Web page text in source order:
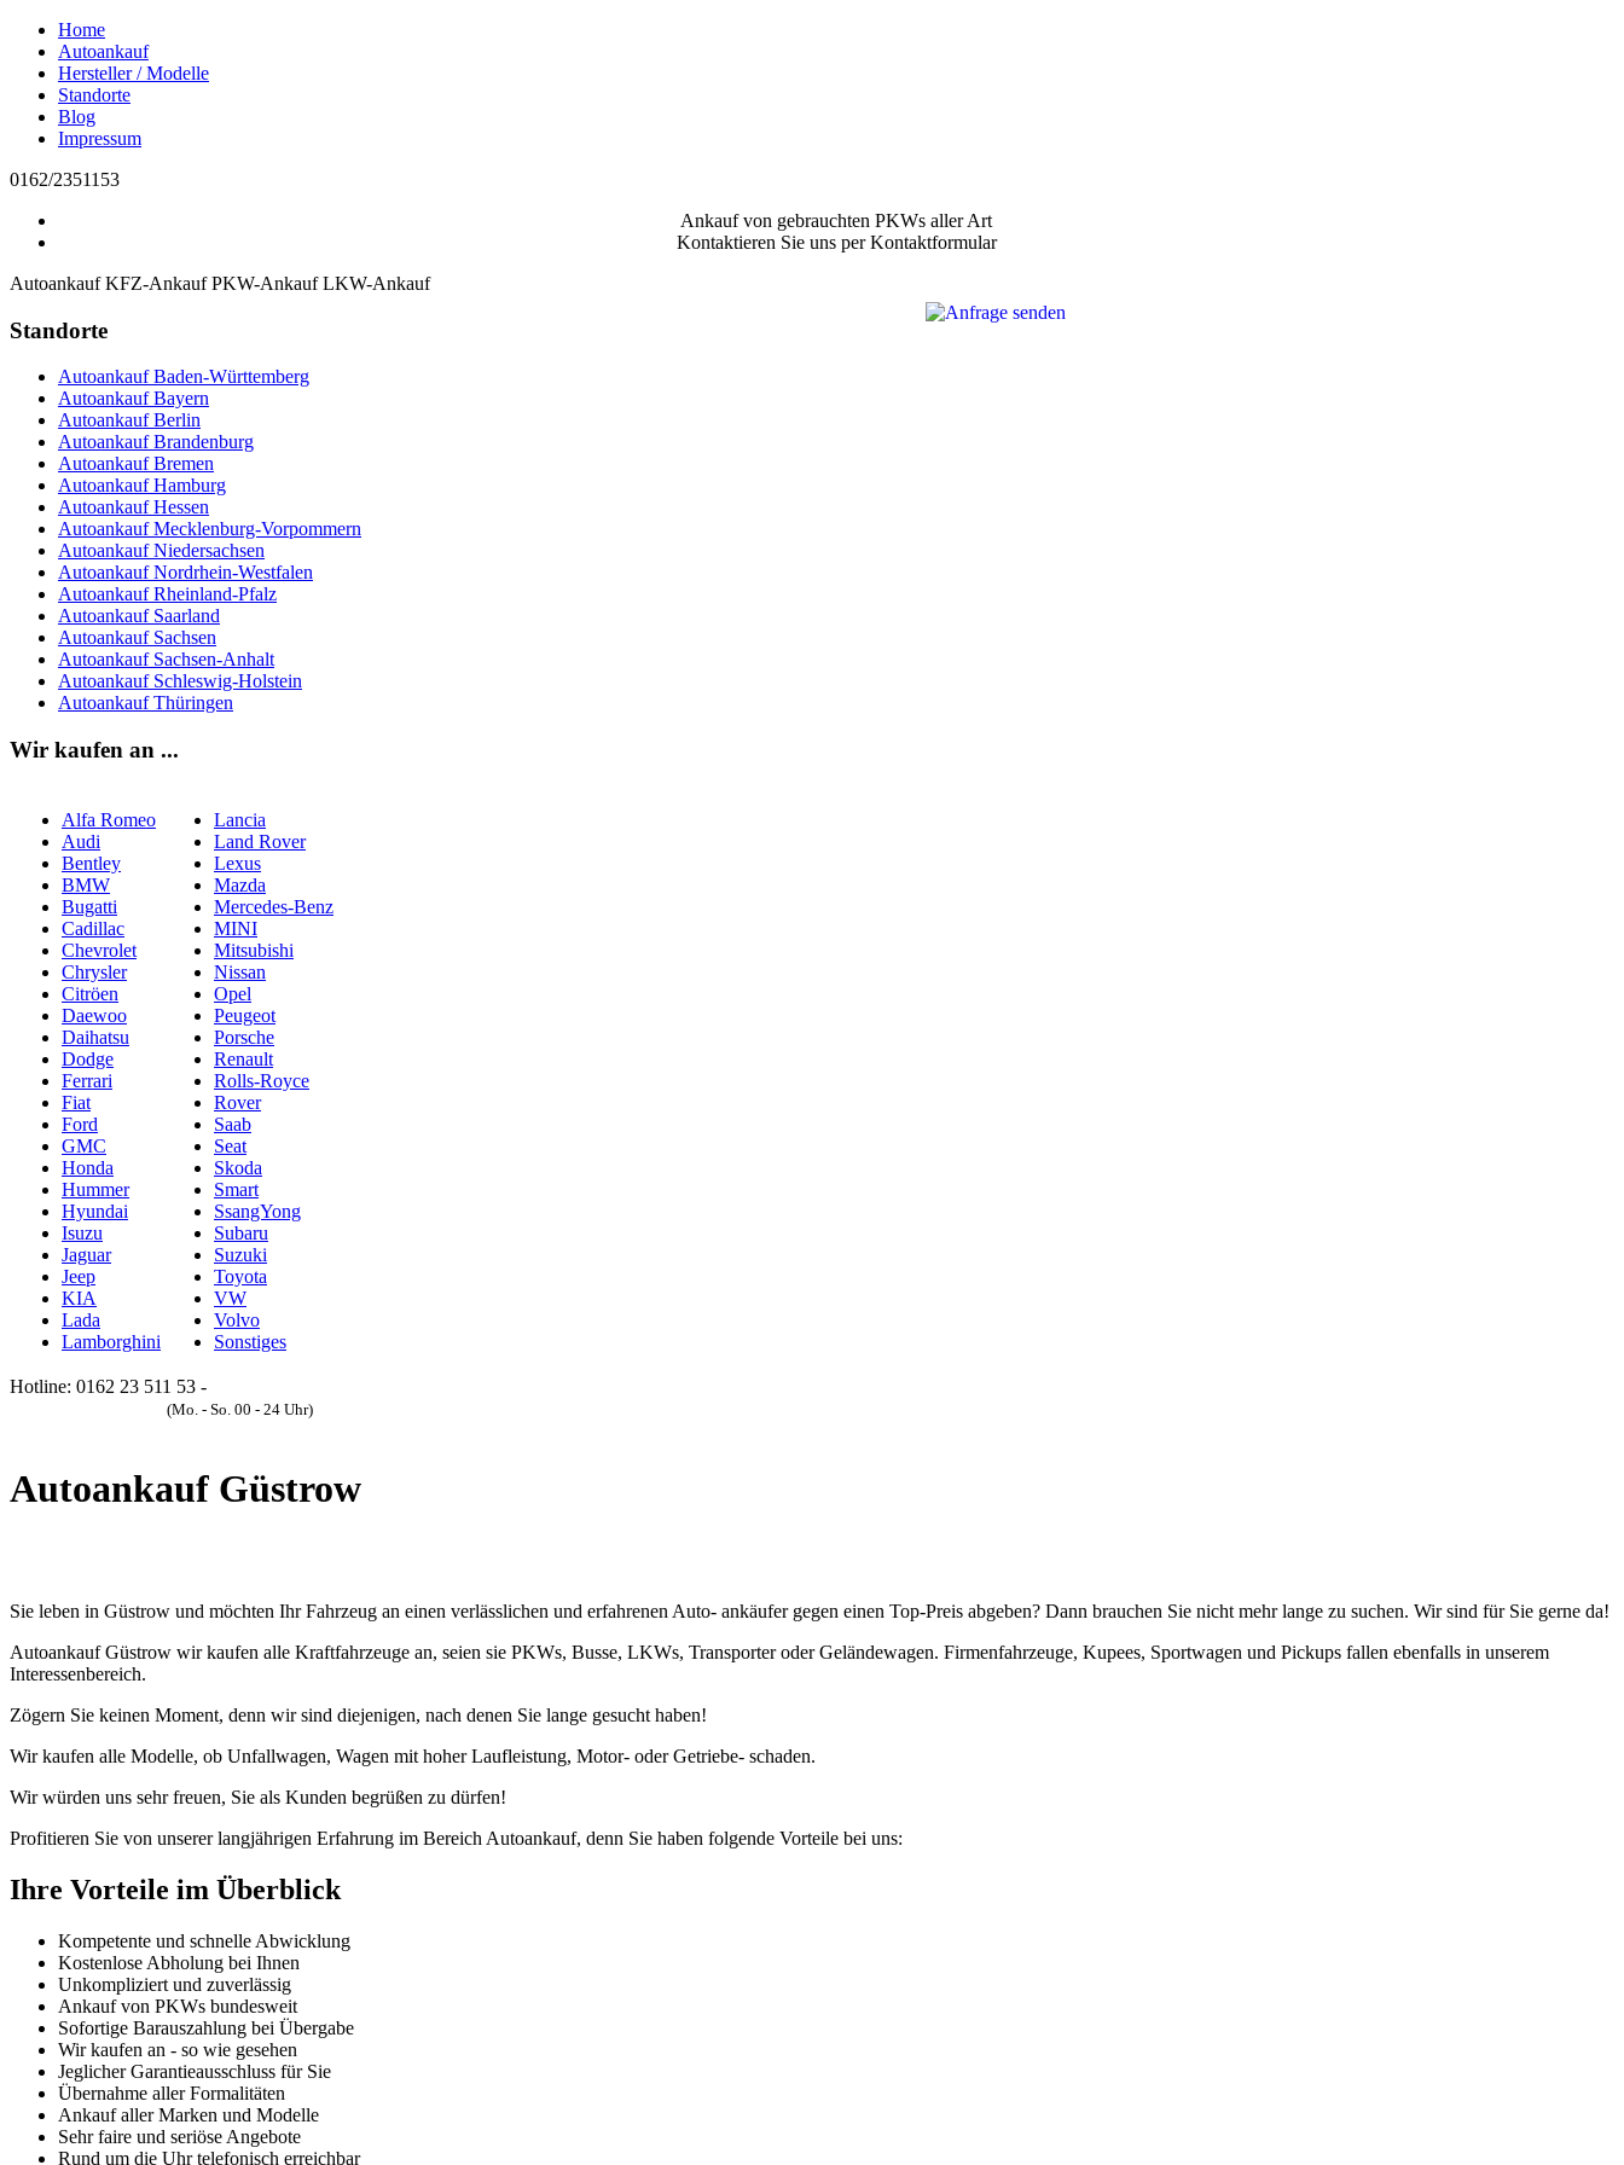
Home
Autoankauf
Hersteller / Modelle
Standorte
Blog
Impressum
0162/2351153
Ankauf von gebrauchten PKWs aller Art
Kontaktieren Sie uns per Kontaktformular
Autoankauf KFZ-Ankauf PKW-Ankauf LKW-Ankauf
Standorte
Autoankauf Baden-Württemberg
Autoankauf Bayern
Autoankauf Berlin
Autoankauf Brandenburg
Autoankauf Bremen
Autoankauf Hamburg
Autoankauf Hessen
Autoankauf Mecklenburg-Vorpommern
Autoankauf Niedersachsen
Autoankauf Nordrhein-Westfalen
Autoankauf Rheinland-Pfalz
Autoankauf Saarland
Autoankauf Sachsen
Autoankauf Sachsen-Anhalt
Autoankauf Schleswig-Holstein
Autoankauf Thüringen
Wir kaufen an ...
Alfa Romeo
Audi
Bentley
BMW
Bugatti
Cadillac
Chevrolet
Chrysler
Citröen
Daewoo
Daihatsu
Dodge
Ferrari
Fiat
Ford
GMC
Honda
Hummer
Hyundai
Isuzu
Jaguar
Jeep
KIA
Lada
Lamborghini
Lancia
Land Rover
Lexus
Mazda
Mercedes-Benz
MINI
Mitsubishi
Nissan
Opel
Peugeot
Porsche
Renault
Rolls-Royce
Rover
Saab
Seat
Skoda
Smart
SsangYong
Subaru
Suzuki
Toyota
VW
Volvo
Sonstiges
Hotline: 0162 23 511 53 -
(Mo. - So. 00 - 24 Uhr)
Autoankauf Güstrow
Sie leben in Güstrow und möchten Ihr Fahrzeug an einen verlässlichen und erfahrenen Auto- ankäufer gegen einen Top-Preis abgeben? Dann brauchen Sie nicht mehr lange zu suchen. Wir sind für Sie gerne da!
Autoankauf Güstrow wir kaufen alle Kraftfahrzeuge an, seien sie PKWs, Busse, LKWs, Transporter oder Geländewagen. Firmenfahrzeuge, Kupees, Sportwagen und Pickups fallen ebenfalls in unserem
Interessenbereich.
Zögern Sie keinen Moment, denn wir sind diejenigen, nach denen Sie lange gesucht haben!
Wir kaufen alle Modelle, ob Unfallwagen, Wagen mit hoher Laufleistung, Motor- oder Getriebe- schaden.
Wir würden uns sehr freuen, Sie als Kunden begrüßen zu dürfen!
Profitieren Sie von unserer langjährigen Erfahrung im Bereich Autoankauf, denn Sie haben folgende Vorteile bei uns:
Ihre Vorteile im Überblick
Kompetente und schnelle Abwicklung
Kostenlose Abholung bei Ihnen
Unkompliziert und zuverlässig
Ankauf von PKWs bundesweit
Sofortige Barauszahlung bei Übergabe
Wir kaufen an - so wie gesehen
Jeglicher Garantieausschluss für Sie
Übernahme aller Formalitäten
Ankauf aller Marken und Modelle
Sehr faire und seriöse Angebote
Rund um die Uhr telefonisch erreichbar